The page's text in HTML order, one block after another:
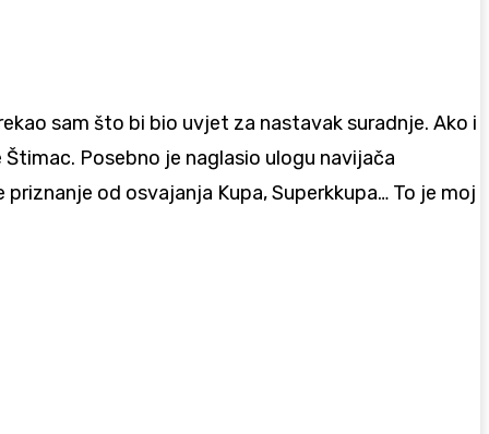
sam što bi bio uvjet za nastavak suradnje. Ako i
Posebno je naglasio ulogu navijača
od osvajanja Kupa, Superkkupa… To je moj